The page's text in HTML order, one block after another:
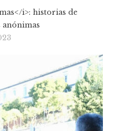
i>: historias de
anónimas